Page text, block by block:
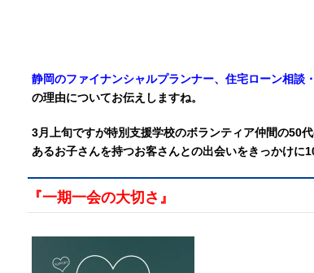
静岡のファイナンシャルプランナー、住宅ローン相談
の理由についてお伝えしますね。
3月上旬ですが特別支援学校のボランティア仲間の50
あるお子さんを持つお客さんとの出会いをきっかけに
『一期一会の大切さ』